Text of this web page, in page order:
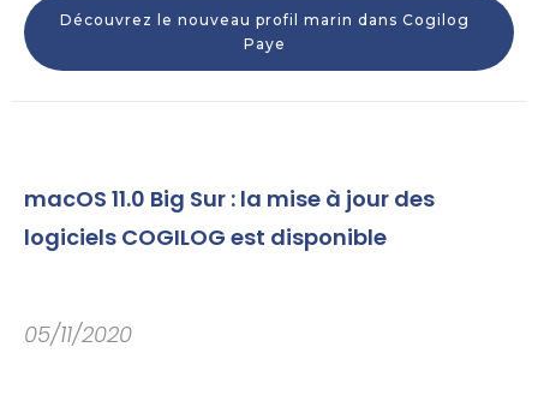
Découvrez le nouveau profil marin dans Cogilog
Paye
macOS 11.0 Big Sur : la mise à jour des
logiciels COGILOG est disponible
05/11/2020